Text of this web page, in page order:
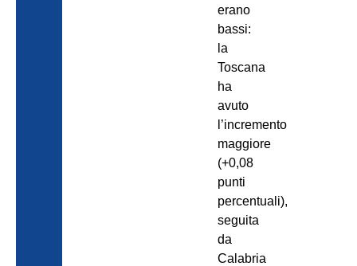
erano
bassi:
la
Toscana
ha
avuto
l’incremento
maggiore
(+0,08
punti
percentuali),
seguita
da
Calabria